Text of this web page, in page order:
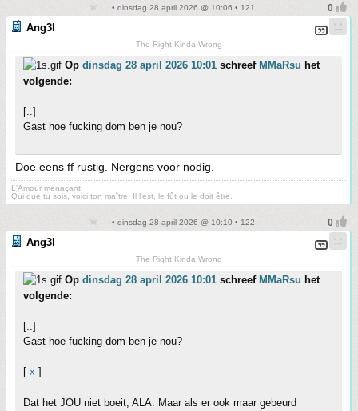
• dinsdag 28 april 2026 @ 10:06 • 121
Ang3l
The Right Kinda Wrong
Op dinsdag 28 april 2026 10:01 schreef MMaRsu het
volgende:
[..]
Gast hoe fucking dom ben je nou?
Doe eens ff rustig. Nergens voor nodig.
L'Amour menaçant:
Qui que tu sois, voici ton maître. Il l'est, le fût ou le doit être.
• dinsdag 28 april 2026 @ 10:10 • 122
Ang3l
The Right Kinda Wrong
Op dinsdag 28 april 2026 10:01 schreef MMaRsu het
volgende:
[..]
Gast hoe fucking dom ben je nou?
[ x ]
Dat het JOU niet boeit, ALA. Maar als er ook maar gebeurd